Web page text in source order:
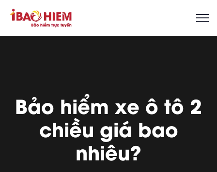
Bảo hiểm xe ô tô 2
chiều giá bao
nhiêu?